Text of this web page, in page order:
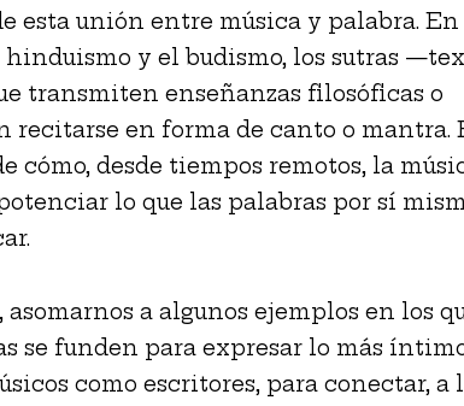
esta unión entre música y palabra. En
y el budismo, los sutras
transmiten enseñanzas filosóficas o
recitarse en forma de canto o mantra.
cómo, desde tiempos remotos, la
lo que las palabras por sí
asomarnos a algunos ejemplos en los
se funden para expresar lo más
como escritores, para conectar, a